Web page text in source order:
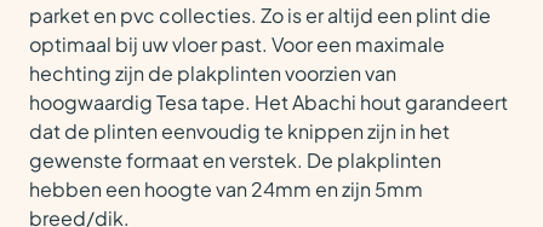
parket en pvc collecties. Zo is er altijd een plint die
optimaal bij uw vloer past. Voor een maximale
hechting zijn de plakplinten voorzien van
hoogwaardig Tesa tape. Het Abachi hout garandeert
dat de plinten eenvoudig te knippen zijn in het
gewenste formaat en verstek. De plakplinten
hebben een hoogte van 24mm en zijn 5mm
breed/dik.